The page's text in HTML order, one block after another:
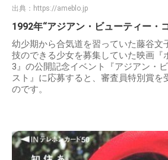
出典： https://ameblo.jp
1992年“アジアン・ビューティー・
幼少期から合気道を習っていた藤谷文
技のできる少女を募集していた映画『
3』の公開記念イベント『アジアン・
スト』に応募すると、審査員特別賞を
のです。